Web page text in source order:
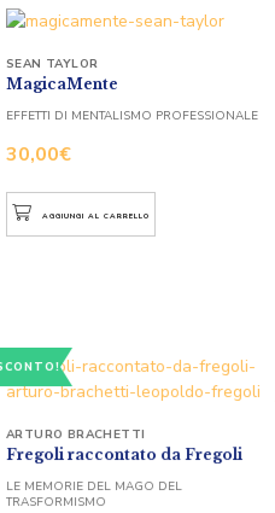
MagicaMente
30,00€
SEAN TAYLOR
EFFETTI DI MENTALISMO PROFESSIONALE
AGGIUNGI AL CARRELLO
Fregoli raccontato da Fregoli
ARTURO BRACHETTI
LE MEMORIE DEL MAGO DEL
TRASFORMISMO